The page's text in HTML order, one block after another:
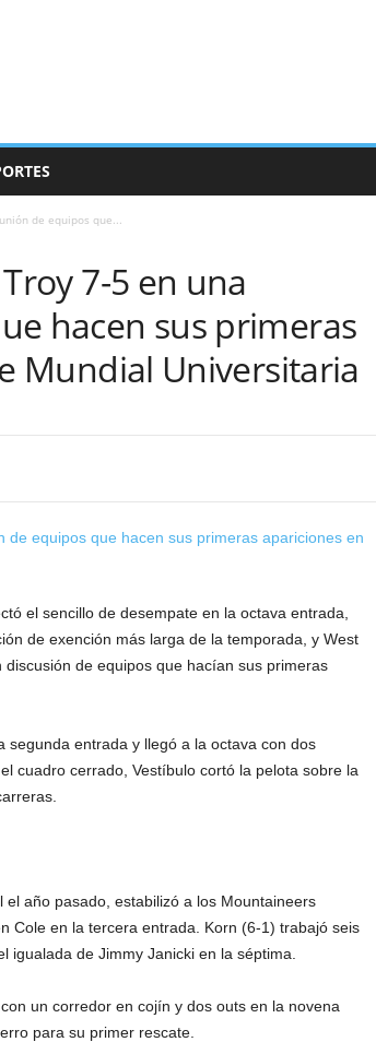
de equipos que...
7-5 en una
hacen sus primeras
Mundial Universitaria
el sencillo de desempate en la octava entrada,
de exención más larga de la temporada, y West
de equipos que hacían sus primeras
entrada y llegó a la octava con dos
cuadro cerrado, Vestíbulo cortó la pelota sobre la
año pasado, estabilizó a los Mountaineers
Cole en la tercera entrada. Korn (6-1) trabajó seis
igualada de Jimmy Janicki en la séptima.
un corredor en cojín y dos outs en la novena
para su primer rescate.